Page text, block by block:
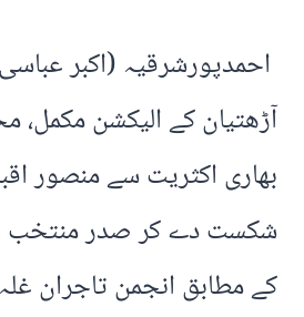
احمدپورشرقیہ (اکبر
آڑھتیان کے الیکشن مکمل،
بھاری اکثریت سے منصور
شکست دے کر صدر منتخب
کے مطابق انجمن تاجران